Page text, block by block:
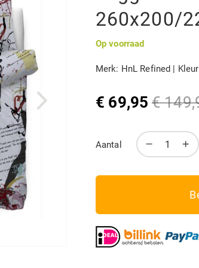
260x200/
Op voorraad
Merk: HnL Refined |
Speciale
€ 69,95 €
Aantal